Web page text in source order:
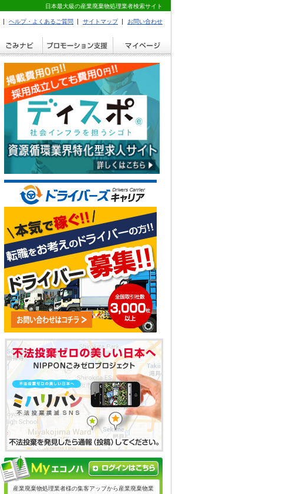
日本最大級の産業廃棄物処理業者検索サイト
ヘルプ・よくあるご質問 サイトマップ お問い合わせ
産業廃棄物処理業者様の集客アップから産業廃棄物業